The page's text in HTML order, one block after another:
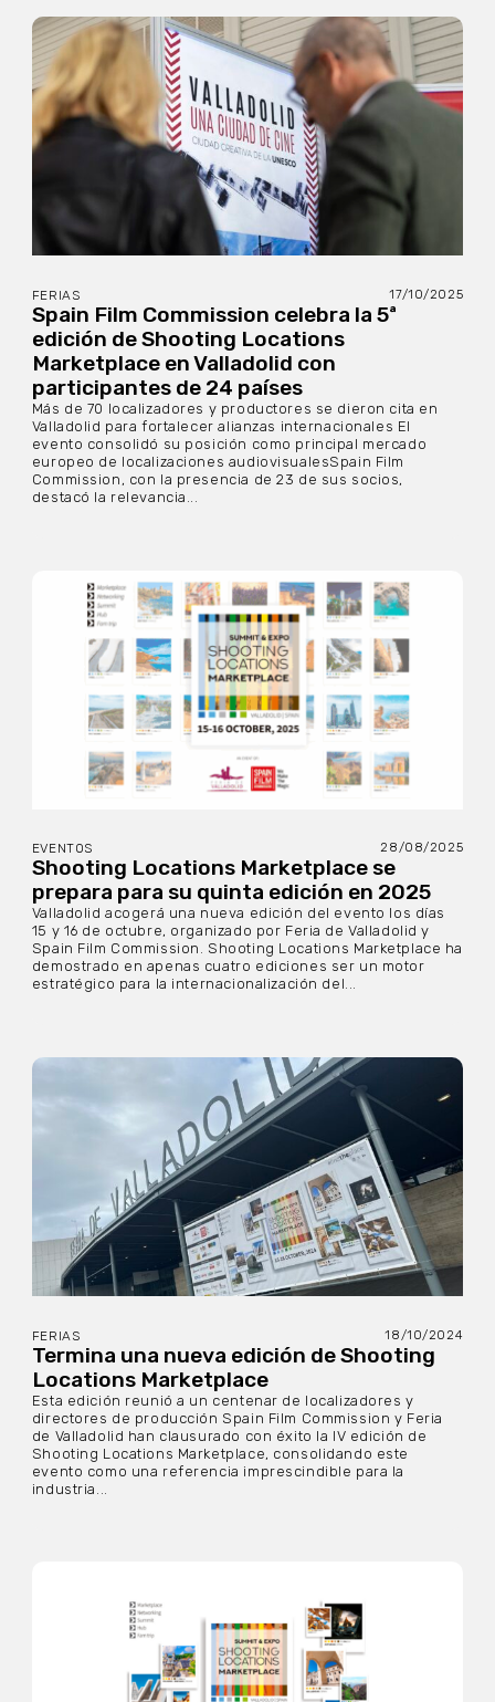
FERIAS 17/10/2025
Spain Film Commission celebra la 5ª
edición de Shooting Locations
Marketplace en Valladolid con
participantes de 24 países
Más de 70 localizadores y productores se dieron cita en
Valladolid para fortalecer alianzas internacionales El
evento consolidó su posición como principal mercado
europeo de localizaciones audiovisualesSpain Film
Commission, con la presencia de 23 de sus socios,
destacó la relevancia...
EVENTOS 28/08/2025
Shooting Locations Marketplace se
prepara para su quinta edición en 2025
Valladolid acogerá una nueva edición del evento los días
15 y 16 de octubre, organizado por Feria de Valladolid y
Spain Film Commission. Shooting Locations Marketplace ha
demostrado en apenas cuatro ediciones ser un motor
estratégico para la internacionalización del...
FERIAS 18/10/2024
Termina una nueva edición de Shooting
Locations Marketplace
Esta edición reunió a un centenar de localizadores y
directores de producción Spain Film Commission y Feria
de Valladolid han clausurado con éxito la IV edición de
Shooting Locations Marketplace, consolidando este
evento como una referencia imprescindible para la
industria...